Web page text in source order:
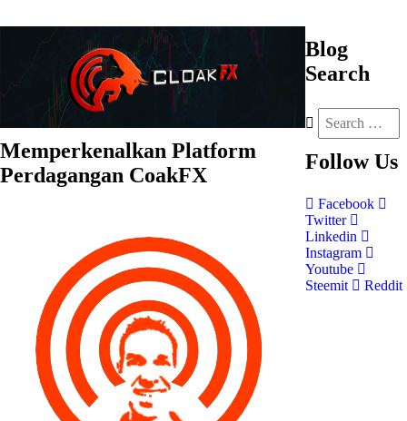
Memperkenalkan Platform
Perdagangan CoakFX
Blog
Search
Follow Us
Facebook
Twitter
Linkedin
Instagram
Youtube
Steemit
Reddit